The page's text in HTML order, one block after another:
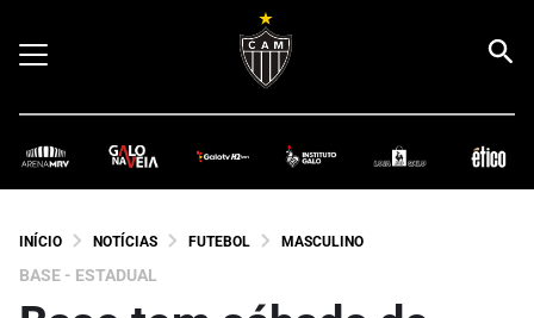
INÍCIO NOTÍCIAS FUTEBOL MASCULINO
BASE - ESTADUAL